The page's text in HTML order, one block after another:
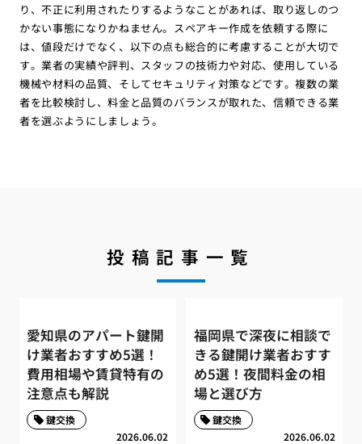
り、不正に利用されたりするようなことがあれば、取り返しのつ
かない事態になりかねません。スペアキー作成を依頼する際に
は、値段だけでなく、以下の点も総合的に考慮することが大切で
す。業者の実績や評判、スタッフの技術力や対応、使用している
機械や材料の品質、そしてセキュリティ対策などです。複数の業
者を比較検討し、料金と品質のバランスが取れた、信頼できる業
者を選ぶようにしましょう。
投稿記事一覧
愛知県のアパート鍵開
け業者おすすめ5選！
費用相場や賃貸特有の
注意点も解説
2026.06.02
鍵交換
福岡県で深夜に相談で
きる鍵開け業者おすす
め5選！夜間料金の相
場と選び方
2026.06.02
鍵交換